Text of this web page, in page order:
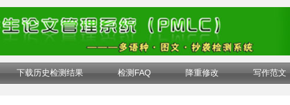
下载历史检测结果 检测FAQ 降重修改 写作范文